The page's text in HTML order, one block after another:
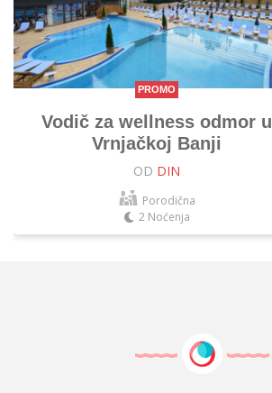
PROMO
Vodič za wellness odmor u
Vrnjačkoj Banji
OD DIN
Porodična
2 Noćenja